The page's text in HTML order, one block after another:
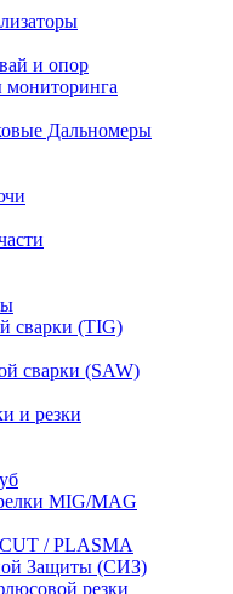
и опор
мониторинга
Дальномеры
сварки (TIG)
сварки (SAW)
и резки
MIG/MAG
/ PLASMA
Защиты (СИЗ)
резки